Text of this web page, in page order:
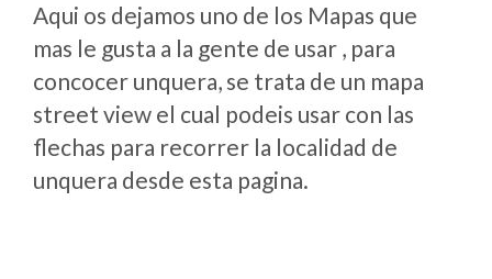
Aqui os dejamos uno de los Mapas que
mas le gusta a la gente de usar , para
concocer unquera, se trata de un mapa
street view el cual podeis usar con las
flechas para recorrer la localidad de
unquera desde esta pagina.